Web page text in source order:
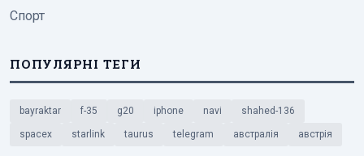
Спорт
ПОПУЛЯРНІ ТЕГИ
bayraktar f-35 g20 iphone navi shahed-136
spacex starlink taurus telegram австралія австрія